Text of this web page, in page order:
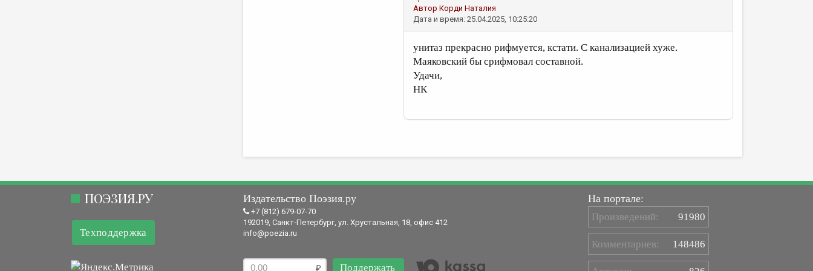
Автор Корди Наталия
Дата и время: 25.04.2025, 10:25:20
унитаз прекрасно рифмуется, кстати. С канализацией хуже.
Маяковский бы срифмовал составной.
Удачи,
НК
ПОЭЗИЯ.РУ
Техподдержка
Издательство Поэзия.ру
+7 (812) 679-07-70
192019, Санкт-Петербург, ул. Хрустальная, 18, офис 412
info@poezia.ru
Поддержать
На портале:
Произведений: 91980
Комментариев: 148486